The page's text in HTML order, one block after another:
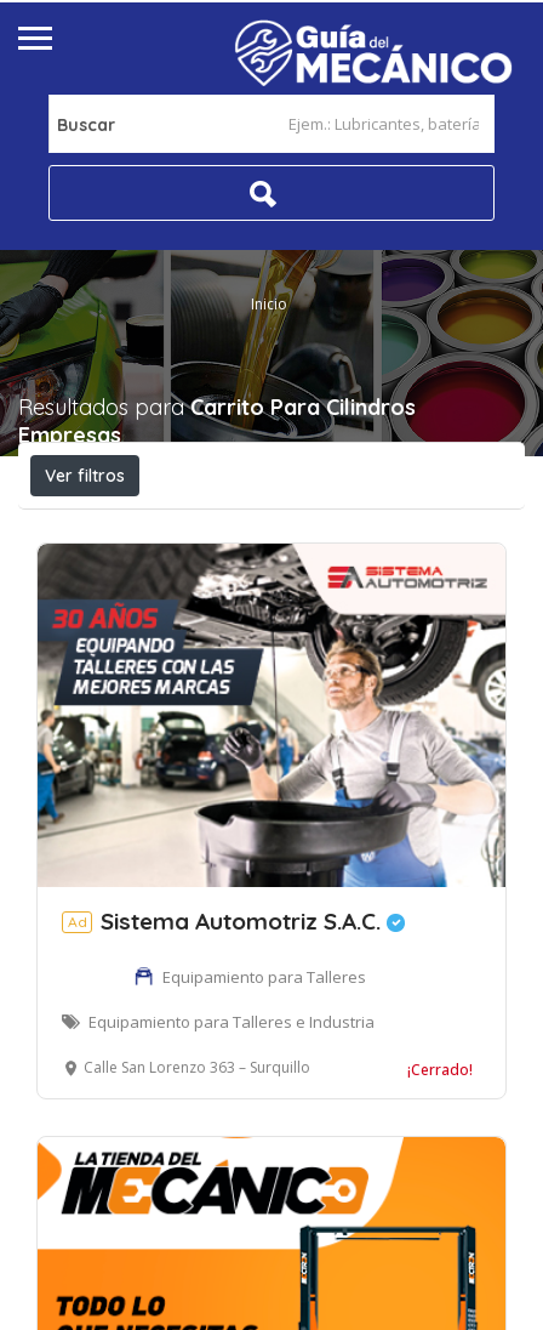
Buscar
Inicio
Resultados paraCarrito Para Cilindros
Empresas
Ver filtros
Ad Sistema Automotriz S.A.C.
Equipamiento para Talleres
Equipamiento para Talleres e Industria
Calle San Lorenzo 363 – Surquillo ¡Cerrado!